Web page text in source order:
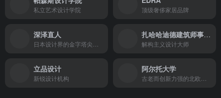
私立艺术设计学院 顶级奢侈家居品牌
深泽直人 扎哈哈迪德建筑师事务所
解构主义设计大师
立品设计
新锐设计机构
阿尔托大学